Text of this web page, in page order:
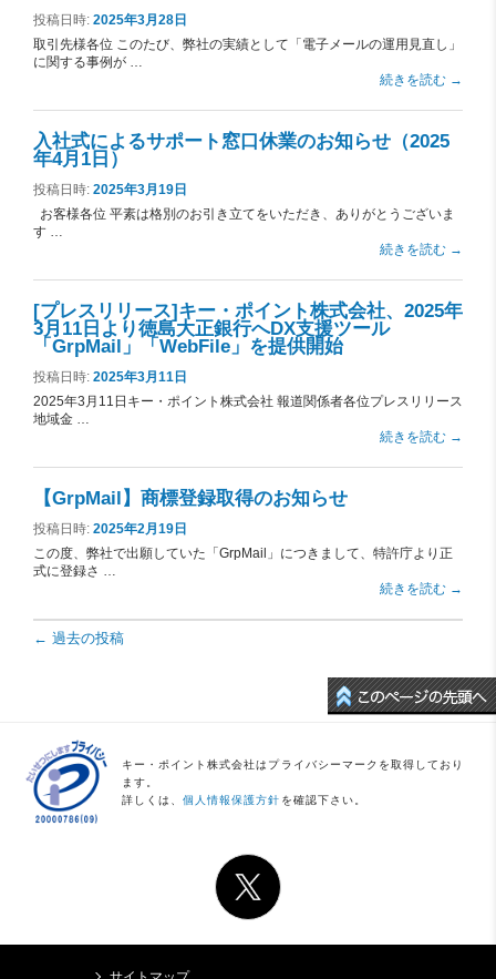
投稿日時: 2025年3月28日
取引先様各位 このたび、弊社の実績として「電子メールの運用見直し」
に関する事例が …
続きを読む →
入社式によるサポート窓口休業のお知らせ（2025
年4月1日）
投稿日時: 2025年3月19日
お客様各位 平素は格別のお引き立てをいただき、ありがとうございま
す …
続きを読む →
[プレスリリース]キー・ポイント株式会社、2025年
3月11日より徳島大正銀行へDX支援ツール
「GrpMail」「WebFile」を提供開始
投稿日時: 2025年3月11日
2025年3月11日キー・ポイント株式会社 報道関係者各位プレスリリース
地域金 …
続きを読む →
【GrpMail】商標登録取得のお知らせ
投稿日時: 2025年2月19日
この度、弊社で出願していた「GrpMail」につきまして、特許庁より正
式に登録さ …
続きを読む →
投稿ナビゲーション
← 過去の投稿
キー・ポイント株式会社はプライバシーマークを取得しており
ます。
詳しくは、個人情報保護方針 を確認下さい。